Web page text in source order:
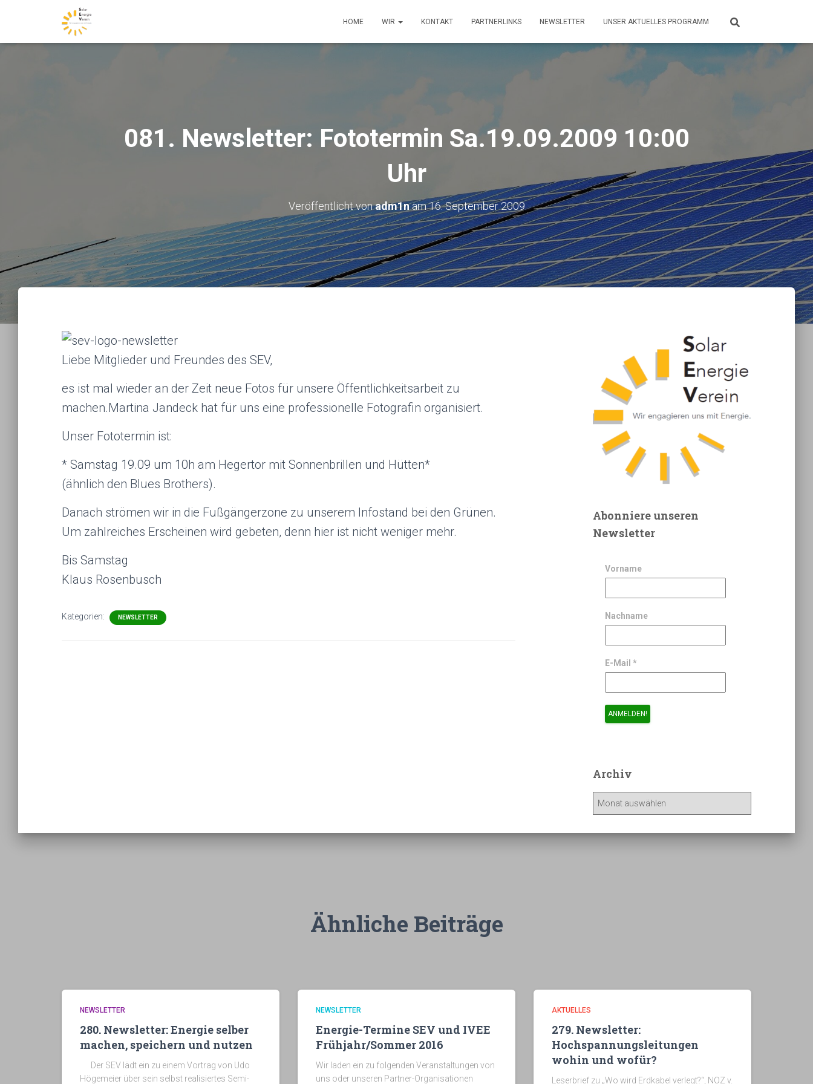
HOME WIR KONTAKT PARTNERLINKS NEWSLETTER UNSER AKTUELLES PROGRAMM
081. Newsletter: Fototermin Sa.19.09.2009 10:00
Uhr
Veröffentlicht vonadm1nam16. September 2009
Liebe Mitglieder und Freundes des SEV,
es ist mal wieder an der Zeit neue Fotos für unsere Öffentlichkeitsarbeit zu
machen.Martina Jandeck hat für uns eine professionelle Fotografin organisiert.
Unser Fototermin ist:
* Samstag 19.09 um 10h am Hegertor mit Sonnenbrillen und Hütten*
(ähnlich den Blues Brothers).
Danach strömen wir in die Fußgängerzone zu unserem Infostand bei den Grünen.
Um zahlreiches Erscheinen wird gebeten, denn hier ist nicht weniger mehr.
Bis Samstag
Klaus Rosenbusch
Kategorien: NEWSLETTER
Abonniere unseren
Newsletter
Vorname
Nachname
E-Mail *
Archiv
h
Ähnliche Beiträge
NEWSLETTER
280. Newsletter: Energie selber
machen, speichern und nutzen
Der SEV lädt ein zu einem Vortrag von Udo
Högemeier über sein selbst realisiertes Semi-
NEWSLETTER
Energie-Termine SEV und IVEE
Frühjahr/Sommer 2016
Wir laden ein zu folgenden Veranstaltungen von
uns oder unseren Partner-Organisationen
AKTUELLES
279. Newsletter:
Hochspannungsleitungen
wohin und wofür?
Leserbrief zu „Wo wird Erdkabel verlegt?“, NOZ v.